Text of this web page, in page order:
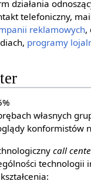
działania
telefoniczny,
reklamowych,
programy
własnych
konformistów
call